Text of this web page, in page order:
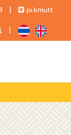
|
pi.kmutt
|